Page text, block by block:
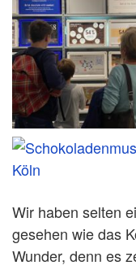
Wir haben selten
gesehen wie das
Wunder, denn es